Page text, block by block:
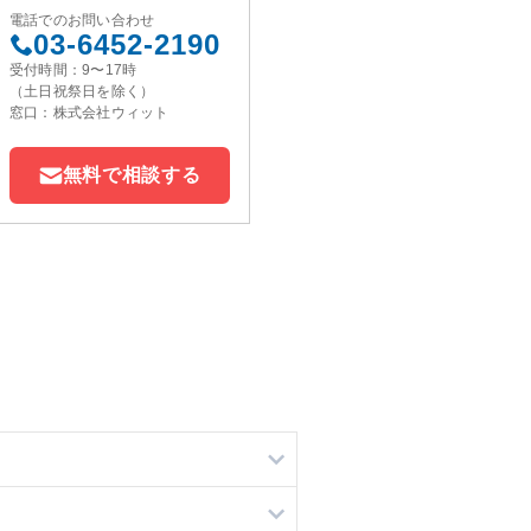
電話でのお問い合わせ
03-6452-2190
受付時間：9〜17時
（土日祝祭日を除く）
窓口：株式会社ウィット
無料で相談する